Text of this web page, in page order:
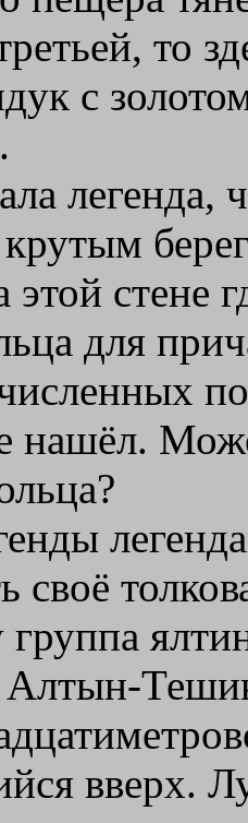
то
с
легенда,
этой стене
для
нашёл.
своё
вверх.